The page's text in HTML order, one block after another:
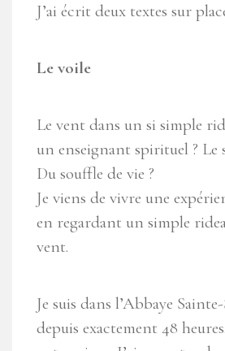
J’ai écrit deux textes sur
Le voile
Le vent dans un si simple
un enseignant spirituel ? Le
Du souffle de vie ?
Je viens de vivre une
en regardant un simple
vent.
Je suis dans l’Abbaye
depuis exactement 48